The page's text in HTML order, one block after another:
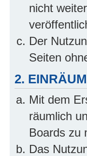
nicht
Der
Seiten
2.
Mit dem
räumlich
Boards zu
Das